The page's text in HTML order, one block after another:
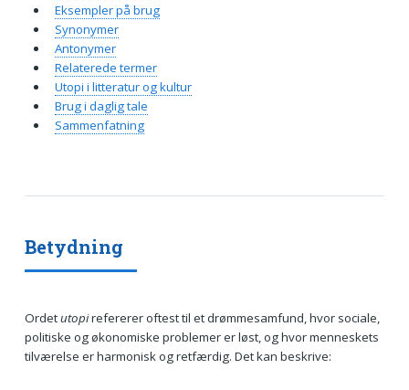
Betydning
Ordetutopirefererer oftest til et drømmesamfund, hvor sociale,
politiske og økonomiske problemer er løst, og hvor menneskets
tilværelse er harmonisk og retfærdig. Det kan beskrive:
Eksempler på brug
Synonymer
Antonymer
Relaterede termer
Utopi i litteratur og kultur
Brug i daglig tale
Sammenfatning